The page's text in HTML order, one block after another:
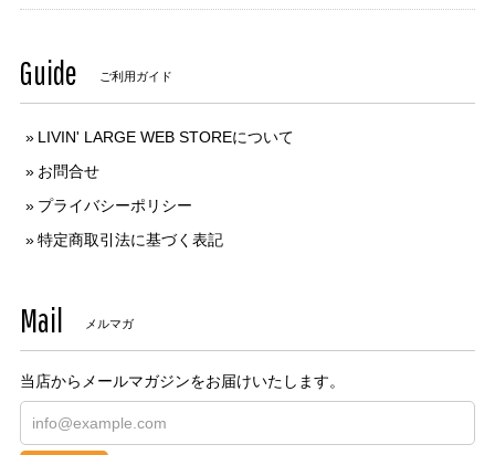
Guide ご利用ガイド
LIVIN' LARGE WEB STOREについて
お問合せ
プライバシーポリシー
特定商取引法に基づく表記
Mail メルマガ
当店からメールマガジンをお届けいたします。